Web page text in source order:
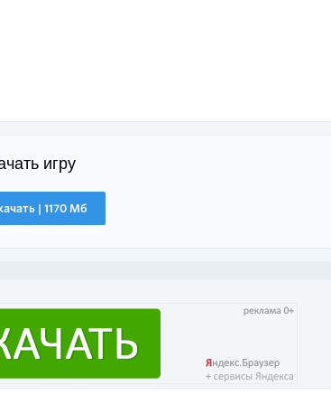
игру
| 1170 Мб